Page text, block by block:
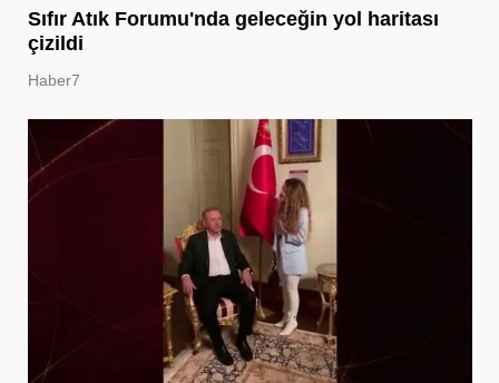
Sıfır Atık Forumu'nda geleceğin yol haritası
çizildi
Haber7